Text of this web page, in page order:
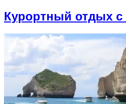
Курортный отдых